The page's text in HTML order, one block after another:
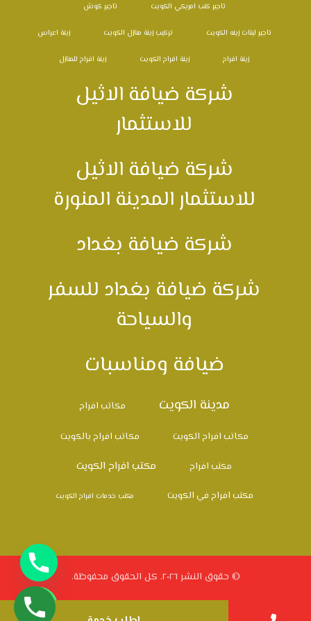
تاجير كنب امريكي الكويت تاجير كوش
تاجير ليتات زينه الكويت تركيب زينة منازل الكويت زينة اعراس
زينة افراح زينة افراح الكويت زينة افراح للمنازل
شركة ضيافة الاثيل
للاستثمار
شركة ضيافة الاثيل
للاستثمار المدينة المنورة
شركة ضيافة بغداد
شركة ضيافة بغداد للسفر
والسياحة
ضيافة ومناسبات
مدينة الكويت مكاتب افراح
مكاتب افراح الكويت مكاتب افراح بالكويت
مكتب افراح مكتب افراح الكويت
مكتب افراح في الكويت مكتب خدمات افراح الكويت
© حقوق النشر ٢٠٢٦. كل الحقوق محفوظة.